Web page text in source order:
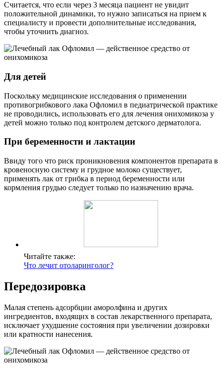
Cчитается, что если через 3 месяца пациент не увидит
положительной динамики, то нужно записаться на прием к
специалисту и провести дополнительные исследования,
чтобы уточнить диагноз.
Для детей
Поскольку медицинские исследования о применении
противогрибкового лака Офломил в педиатрической практике
не проводились, использовать его для лечения онихомикоза у
детей можно только под контролем детского дерматолога.
При беременности и лактации
Ввиду того что риск проникновения компонентов препарата в
кровеносную систему и грудное молоко существует,
применять лак от грибка в период беременности или
кормления грудью следует только по назначению врача.
Читайте также:
Что лечит отоларинголог?
Передозировка
Малая степень адсорбции аморолфина и других
ингредиентов, входящих в состав лекарственного препарата,
исключает ухудшение состояния при увеличении дозировки
или кратности нанесения.